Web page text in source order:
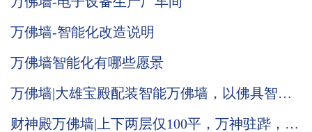
万佛墙-智能化改造说明
万佛墙智能化有哪些愿景
万佛墙|大雄宝殿配装智能万佛墙，以佛具智
财神殿万佛墙|上下两层仅100平，万神驻跸，气